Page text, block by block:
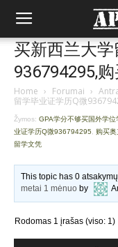
买新西兰大
936794295,
Home › Forumai ›
留学毕业证学历Q微
Žymos: GPA学分不够买国外学
业证学历Q微936794295
购买
留学文凭
This topic has 0
metai 1 mėnuo by
Rodomas 1 įrašas (viso: 1)